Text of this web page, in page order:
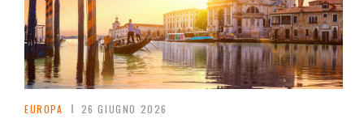
EUROPA 26 GIUGNO 2026